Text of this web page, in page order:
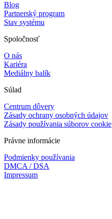
Blog
Partnerský program
Stav systému
Spoločnosť
O nás
Kariéra
Mediálny balík
Súlad
Centrum dôvery
Zásady ochrany osobných údajov
Zásady používania súborov cookie
Právne informácie
Podmienky používania
DMCA / DSA
Impressum